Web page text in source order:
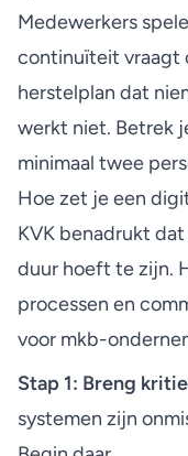
Medewerkers
continuïteit vraagt
herstelplan dat
werkt niet. Betrek
minimaal twee
Hoe zet je een
KVK benadrukt dat
duur hoeft te zijn.
processen en
voor mkb-
Stap 1: Breng
systemen zijn